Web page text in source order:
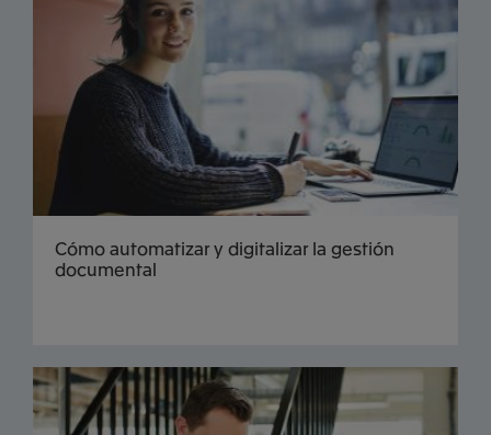
Cómo automatizar y digitalizar la gestión
documental